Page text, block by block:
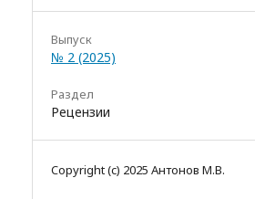
Выпуск
№ 2 (2025)
Раздел
Рецензии
Copyright (c) 2025 Антонов М.В.